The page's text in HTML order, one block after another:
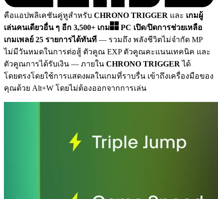
คือแอปพลิเคชันคู่หูสำหรับ CHRONO TRIGGER และ เกมผู้
เล่นคนเดียวอื่น ๆ อีก 3,500+ เกม
PC เปิด/ปิดการช่วยเหลือ
เกมเพลย์ 25 รายการได้ทันที — รวมถึง พลังชีวิตไม่จำกัด MP
ไม่มีวันหมดในการต่อสู้ ตัวคูณ EXP ตัวคูณคะแนนเทคนิค และ
ตัวคูณการได้รับเงิน — ภายใน CHRONO TRIGGER ได้
โดยตรงโดยใช้การแสดงผลในเกมที่ราบรื่น เข้าถึงเครื่องมือของ
คุณด้วย Alt+W โดยไม่ต้องออกจากการเล่น